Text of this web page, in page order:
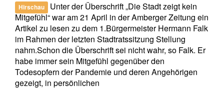
Hirschau
Unter der Überschrift „Die Stadt zeigt kein
Mitgefühl“ war am 21 April in der Amberger Zeitung ein
Artikel zu lesen zu dem 1.Bürgermeister Hermann Falk
im Rahmen der letzten Stadtratssitzung Stellung
nahm.Schon die Überschrift sei nicht wahr, so Falk. Er
habe immer sein Mitgefühl gegenüber den
Todesopfern der Pandemie und deren Angehörigen
gezeigt, in persönlichen